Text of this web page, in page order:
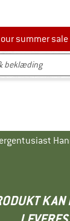
summer sale
our summer